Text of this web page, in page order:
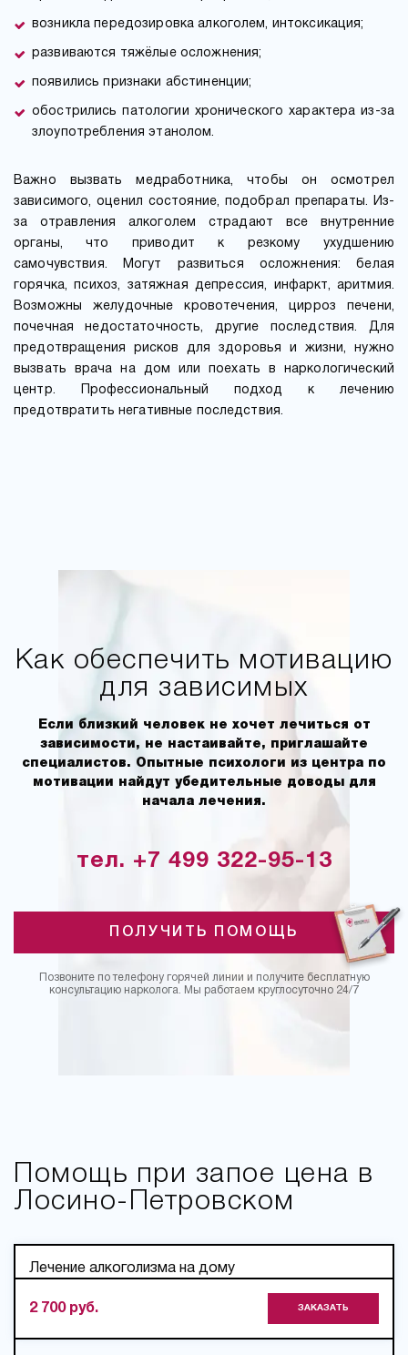
возникла передозировка алкоголем, интоксикация;
развиваются тяжёлые осложнения;
появились признаки абстиненции;
обострились патологии хронического характера из-за
злоупотребления этанолом.
Важно вызвать медработника, чтобы он осмотрел
зависимого, оценил состояние, подобрал препараты. Из-
за отравления алкоголем страдают все внутренние
органы, что приводит к резкому ухудшению
самочувствия. Могут развиться осложнения: белая
горячка, психоз, затяжная депрессия, инфаркт, аритмия.
Возможны желудочные кровотечения, цирроз печени,
почечная недостаточность, другие последствия. Для
предотвращения рисков для здоровья и жизни, нужно
вызвать врача на дом или поехать в наркологический
центр. Профессиональный подход к лечению
предотвратить негативные последствия.
Как обеспечить мотивацию
для зависимых
Если близкий человек не хочет лечиться от
зависимости, не настаивайте, приглашайте
специалистов. Опытные психологи из центра по
мотивации найдут убедительные доводы для
начала лечения.
тел. +7 499 322-95-13
ПОЛУЧИТЬ ПОМОЩЬ
Позвоните по телефону горячей линии и получите бесплатную
консультацию нарколога. Мы работаем круглосуточно 24/7
Помощь при запое цена в
Лосино-Петровском
Лечение алкоголизма на дому
2 700 руб. ЗАКАЗАТЬ